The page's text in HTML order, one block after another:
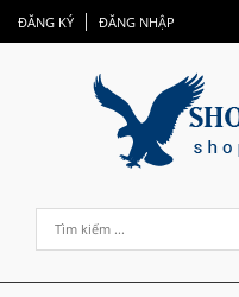
ĐĂNG KÝ ĐĂNG NHẬP